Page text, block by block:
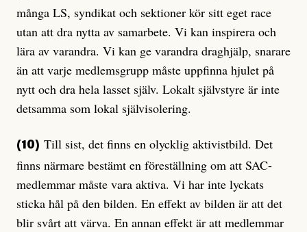
många LS, syndikat och sektioner kör sitt eget race
utan att dra nytta av samarbete. Vi kan inspirera och
lära av varandra. Vi kan ge varandra draghjälp, snarare
än att varje medlemsgrupp måste uppfinna hjulet på
nytt och dra hela lasset själv. Lokalt självstyre är inte
detsamma som lokal självisolering.
(10) Till sist, det finns en olycklig aktivistbild. Det
finns närmare bestämt en föreställning om att SAC-
medlemmar måste vara aktiva. Vi har inte lyckats
sticka hål på den bilden. En effekt av bilden är att det
blir svårt att värva. En annan effekt är att medlemmar